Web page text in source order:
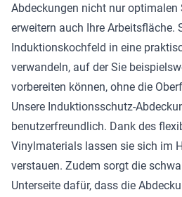
Abdeckungen nicht nur optimalen
erweitern auch Ihre Arbeitsfläche.
Induktionskochfeld in eine
verwandeln, auf der Sie
vorbereiten können, ohne die
Unsere Induktionsschutz-
benutzerfreundlich. Dank des
Vinylmaterials lassen sie sich im
verstauen. Zudem sorgt die
Unterseite dafür, dass die